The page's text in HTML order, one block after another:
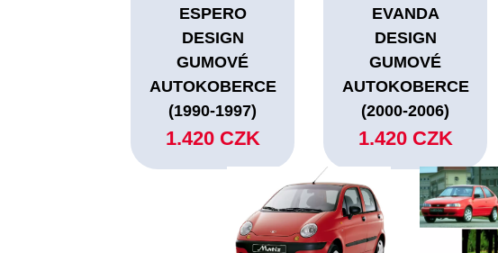
ESPERO
DESIGN
GUMOVÉ
AUTOKOBERCE
(1990-1997)
1.420 CZK
EVANDA
DESIGN
GUMOVÉ
AUTOKOBERCE
(2000-2006)
1.420 CZK